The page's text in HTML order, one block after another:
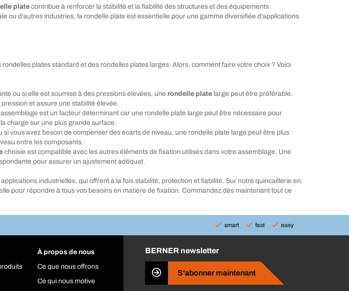
plate contribue à renforcer la stabilité et la fiabilité des structures et des équipements.
ou d'autres industries, la rondelle plate est essentielle pour une gamme diversifiée d'applications
plates standard et des rondelles plates larges. Alors, comment faire votre choix ? Voici
ou si elle est soumise à des pressions élevées, une rondelle plate large peut être préférable.
et assure une stabilité élevée.
est un facteur déterminant car une rondelle plate large peut être nécessaire pour
charge sur une plus grande surface.
vous avez besoin de compenser des écarts de niveau, une rondelle plate large peut être plus
entre les composants.
choisie est compatible avec les autres éléments de fixation utilisés dans votre assemblage. Une
pour assurer un ajustement adéquat.
industrielles, qui offrent à la fois stabilité, protection et fiabilité. Sur notre quincaillerie en
pour répondre à tous vos besoins en matière de fixation. Commandez dès maintenant tout ce
smart fast easy
À propos de nous
Ce que nous offrons
Ce qui nous motive
BERNER newsletter
S'abonner maintenant